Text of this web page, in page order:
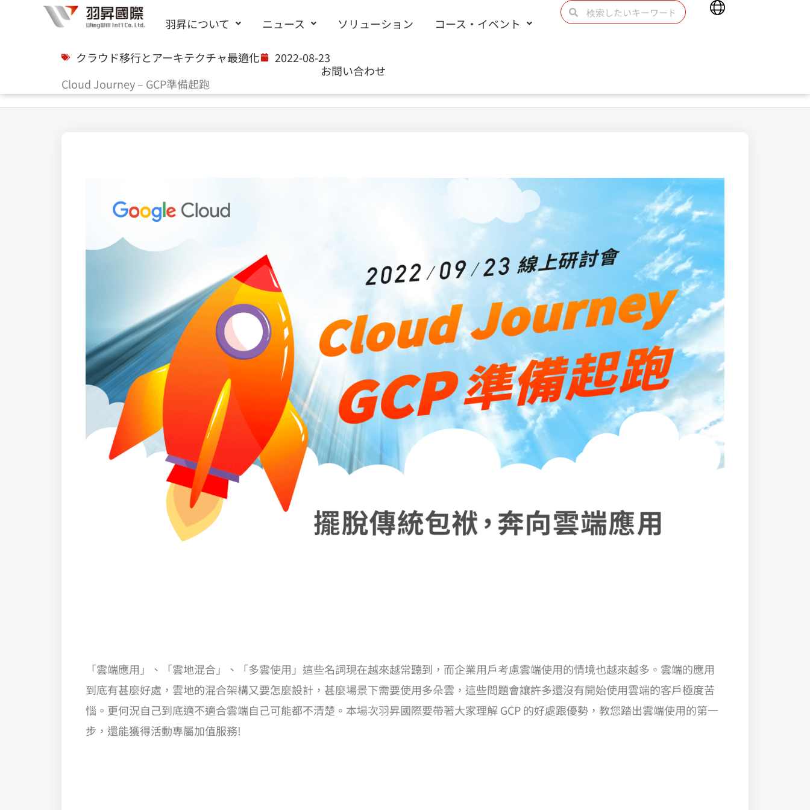
キ
羽昇について ニュース ソリューション コース・イベント
お問い合わせ
検
Main
クラウド移行とアーキテクチャ最適化
2022-08-23
Cloud Journey – GCP準備起跑
「雲端應用」、「雲地混合」、「多雲使用」這些名詞現在越來越常聽到，而企業用戶考慮雲端使用的情境也越來越多。雲端的應用
到底有甚麼好處，雲地的混合架構又要怎麼設計，甚麼場景下需要使用多朵雲，這些問題會讓許多還沒有開始使用雲端的客戶極度苦
惱。更何況自己到底適不適合雲端自己可能都不清楚。本場次羽昇國際要帶著大家理解 GCP 的好處跟優勢，教您踏出雲端使用的第一
步，還能獲得活動專屬加值服務!